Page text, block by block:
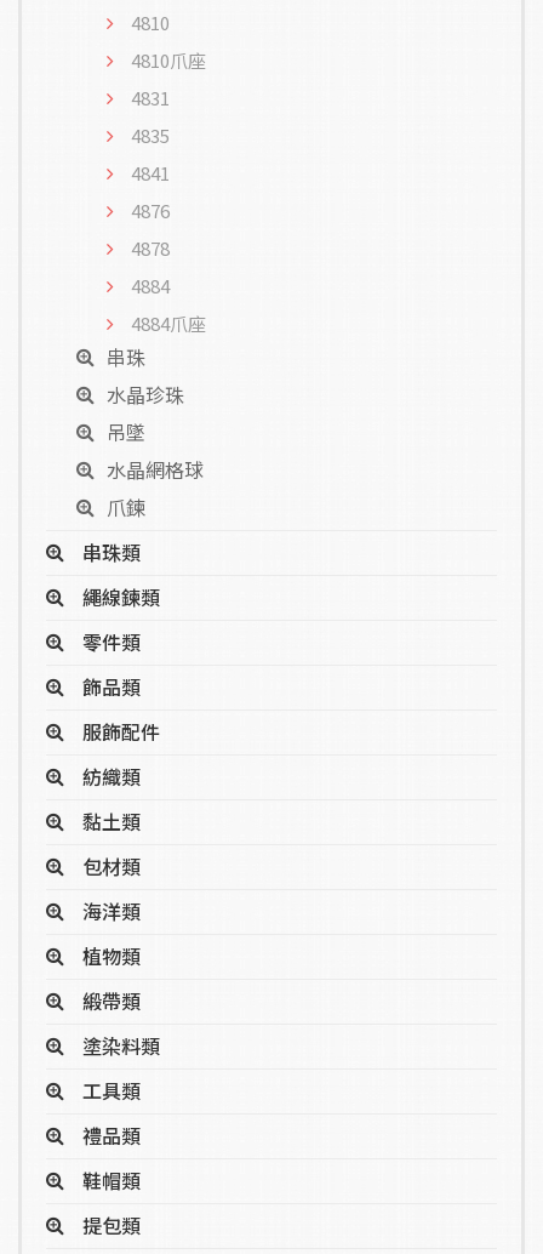
4810
4810爪座
4831
4835
4841
4876
4878
4884
4884爪座
串珠
水晶珍珠
吊墜
水晶網格球
爪鍊
串珠類
繩線鍊類
零件類
飾品類
服飾配件
紡織類
黏土類
包材類
海洋類
植物類
緞帶類
塗染料類
工具類
禮品類
鞋帽類
提包類